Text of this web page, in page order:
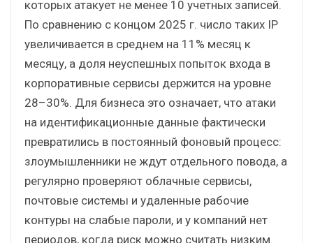
которых атакует не менее 10 учетных записей.
По сравнению с концом 2025 г. число таких IP
увеличивается в среднем на 11% месяц к
месяцу, а доля неуспешных попыток входа в
корпоративные сервисы держится на уровне
28–30%. Для бизнеса это означает, что атаки
на идентификационные данные фактически
превратились в постоянный фоновый процесс:
злоумышленники не ждут отдельного повода, а
регулярно проверяют облачные сервисы,
почтовые системы и удаленные рабочие
контуры на слабые пароли, и у компаний нет
периодов, когда риск можно считать низким.